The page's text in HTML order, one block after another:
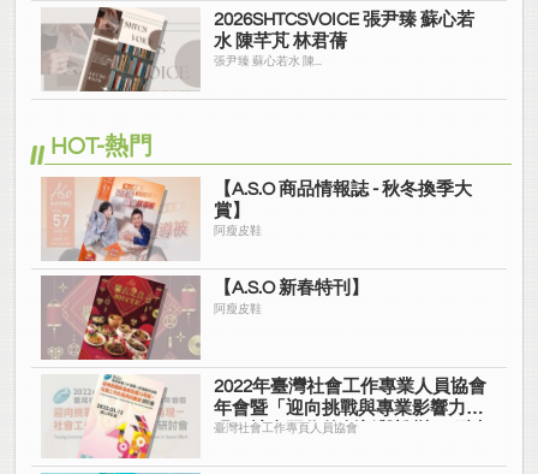
2026SHTCSVOICE 張尹臻 蘇心若
水 陳芊芃 林君蒨
張尹臻 蘇心若水 陳...
HOT-熱門
【A.S.O 商品情報誌 - 秋冬換季大
賞】
阿瘦皮鞋
【A.S.O 新春特刊】
阿瘦皮鞋
2022年臺灣社會工作專業人員協會
年會暨「迎向挑戰與專業影響力再
現－社會工作的創新與蛻變」研討
臺灣社會工作專頁人員協會